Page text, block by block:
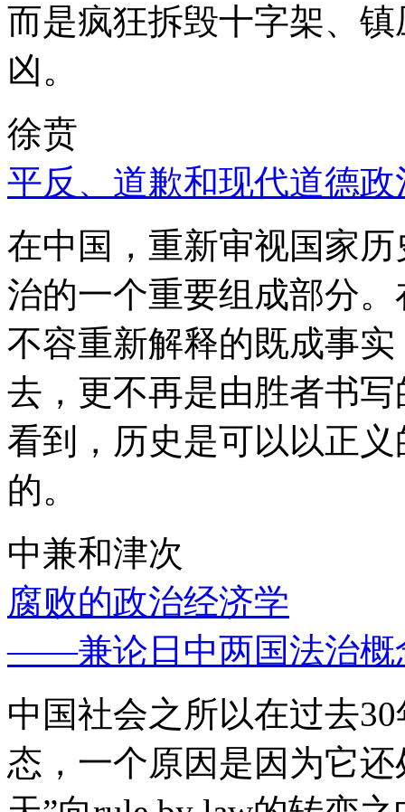
而是疯狂拆毁十字架、
凶。
徐贲
平反、道歉和现代道德政
在中国，重新审视国家
治的一个重要组成部分
不容重新解释的既成事
去，更不再是由胜者书
看到，历史是可以以正
的。
中兼和津次
腐败的政治经济学
——兼论日中两国法治概
中国社会之所以在过去
态，一个原因是因为它